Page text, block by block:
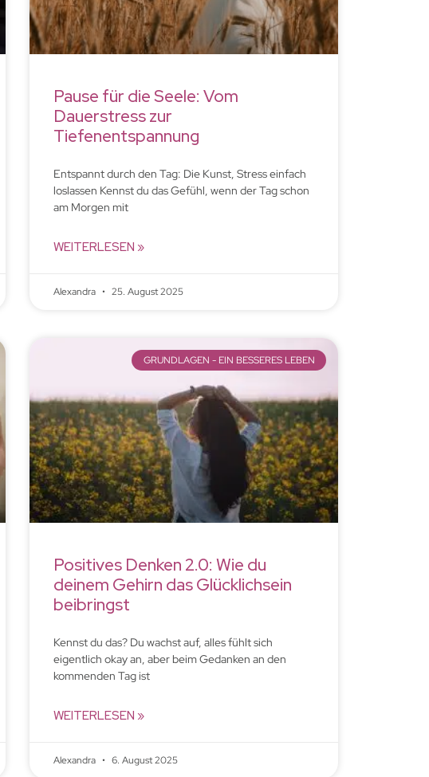
Pause für die Seele: Vom
Dauerstress zur
Tiefenentspannung
Entspannt durch den Tag: Die Kunst, Stress einfach
loslassen Kennst du das Gefühl, wenn der Tag schon
am Morgen mit
WEITERLESEN »
Alexandra 25. August 2025
GRUNDLAGEN - EIN BESSERES LEBEN
Positives Denken 2.0: Wie du
deinem Gehirn das Glücklichsein
beibringst
Kennst du das? Du wachst auf, alles fühlt sich
eigentlich okay an, aber beim Gedanken an den
kommenden Tag ist
WEITERLESEN »
Alexandra 6. August 2025